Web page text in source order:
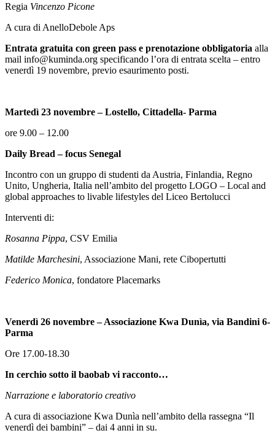
Regia Vincenzo Picone
A cura di AnelloDebole Aps
Entrata gratuita con green pass e prenotazione obbligatoria alla
mail info@kuminda.org specificando l’ora di entrata scelta – entro
venerdì 19 novembre, previo esaurimento posti.
Martedì 23 novembre – Lostello, Cittadella­- Parma
ore 9.00 – 12.00
Daily Bread – focus Senegal
Incontro con un gruppo di studenti da Austria, Finlandia, Regno
Unito, Ungheria, Italia nell’ambito del progetto LOGO – Local and
global approaches to livable lifestyles del Liceo Bertolucci
Interventi di:
Rosanna Pippa, CSV Emilia
Matilde Marchesini, Associazione Mani, rete Cibopertutti
Federico Monica, fondatore Placemarks
Venerdì 26 novembre – Associazione Kwa Dunìa, via Bandini 6­-
Parma
Ore 17.00-18.30
In cerchio sotto il baobab vi racconto…
Narrazione e laboratorio creativo
A cura di associazione Kwa Dunìa nell’ambito della rassegna “Il
venerdì dei bambini” – dai 4 anni in su.